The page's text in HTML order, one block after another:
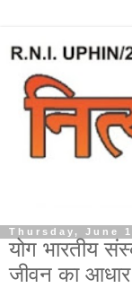
Thursday, June
योग भारतीय
जीवन का आधार